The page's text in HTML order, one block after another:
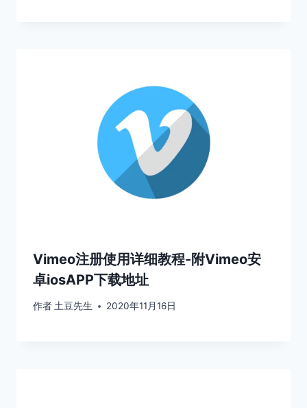
Vimeo注册使用详细教程-附Vimeo安
卓iosAPP下载地址
作者土豆先生 2020年11月16日